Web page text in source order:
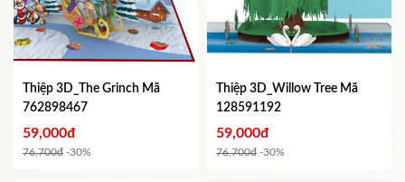
Thiệp 3D_The Grinch Mã
762898467
59,000đ
76,700đ -30%
Thiệp 3D_Willow Tree Mã
128591192
59,000đ
76,700đ -30%